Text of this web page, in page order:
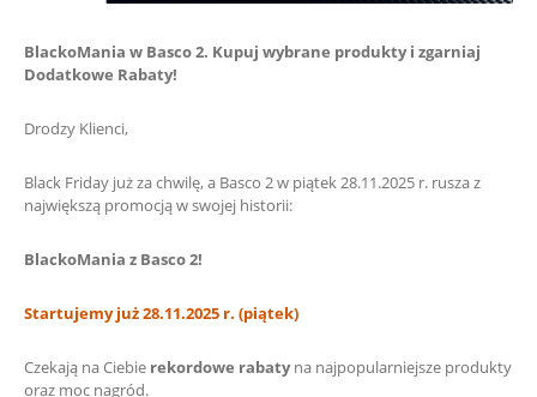
BlackoMania w Basco 2. Kupuj wybrane produkty i zgarniaj
Dodatkowe Rabaty!
Drodzy Klienci,
Black Friday już za chwilę, a Basco 2 w piątek 28.11.2025 r. rusza z
największą promocją w swojej historii:
BlackoMania z Basco 2!
Startujemy już 28.11.2025 r. (piątek)
Czekają na Ciebie rekordowe rabatyna najpopularniejsze produkty
oraz moc nagród.